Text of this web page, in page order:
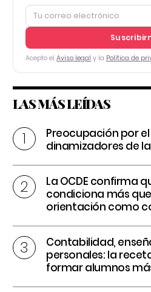
Acepto el Aviso legal y la Política de
LAS MÁS LEÍDAS
Preocupación por el
dinamizadores de
La OCDE confirma
condiciona más
orientación como
Contabilidad,
personales: la
formar alumnos